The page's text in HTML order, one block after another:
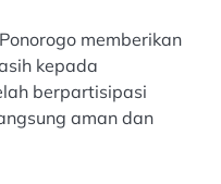
memberikan
kepada
berpartisipasi
aman dan